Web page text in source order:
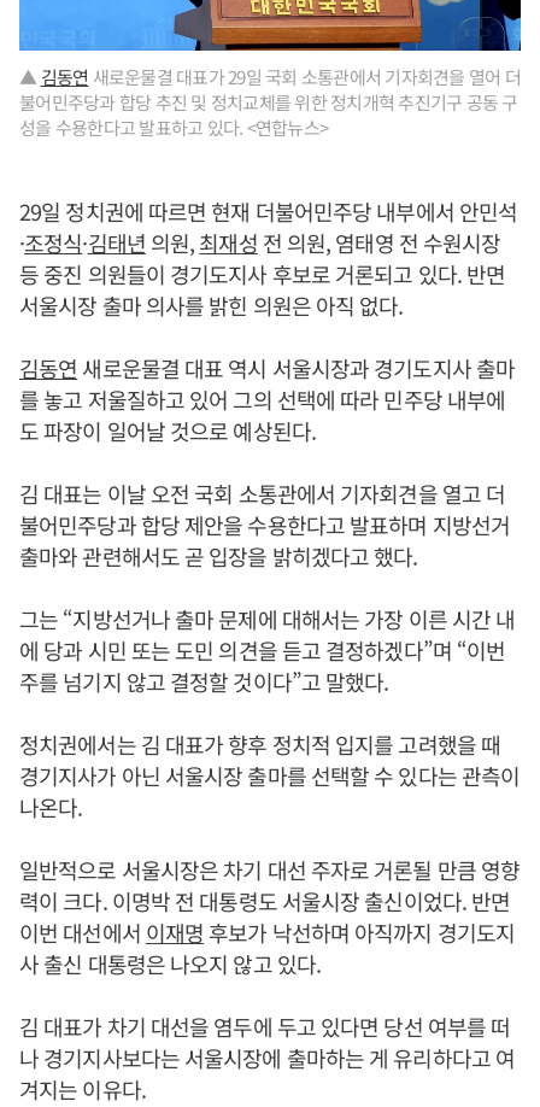
▲김동연 새로운물결 대표가 29일 국회 소통관에서 기자회견을 열어 더
불어민주당과 합당 추진 및 정치교체를 위한 정치개혁 추진기구 공동 구
성을 수용한다고 발표하고 있다. <연합뉴스>
29일 정치권에 따르면 현재 더불어민주당 내부에서 안민석
·조정식·김태년 의원,최재성 전 의원, 염태영 전 수원시장
등 중진 의원들이 경기도지사 후보로 거론되고 있다. 반면
서울시장 출마 의사를 밝힌 의원은 아직 없다.
김동연 새로운물결 대표 역시 서울시장과 경기도지사 출마
를 놓고 저울질하고 있어 그의 선택에 따라 민주당 내부에
도 파장이 일어날 것으로 예상된다.
김 대표는 이날 오전 국회 소통관에서 기자회견을 열고 더
불어민주당과 합당 제안을 수용한다고 발표하며 지방선거
출마와 관련해서도 곧 입장을 밝히겠다고 했다.
그는 “지방선거나 출마 문제에 대해서는 가장 이른 시간 내
에 당과 시민 또는 도민 의견을 듣고 결정하겠다”며 “이번
주를 넘기지 않고 결정할 것이다”고 말했다.
정치권에서는 김 대표가 향후 정치적 입지를 고려했을 때
경기지사가 아닌 서울시장 출마를 선택할 수 있다는 관측이
나온다.
일반적으로 서울시장은 차기 대선 주자로 거론될 만큼 영향
력이 크다. 이명박 전 대통령도 서울시장 출신이었다. 반면
이번 대선에서 이재명 후보가 낙선하며 아직까지 경기도지
사 출신 대통령은 나오지 않고 있다.
김 대표가 차기 대선을 염두에 두고 있다면 당선 여부를 떠
나 경기지사보다는 서울시장에 출마하는 게 유리하다고 여
겨지는 이유다.